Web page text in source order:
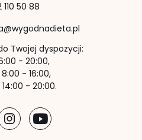
110 50 88
Twojej dyspozycji:
- 20:00,
- 16:00,
- 20:00.